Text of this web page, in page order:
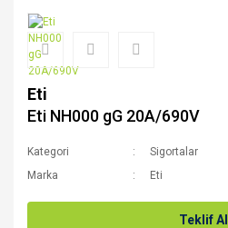
Eti
Eti NH000 gG 20A/690V
Kategori
Sigortalar
Marka
Eti
Teklif Al